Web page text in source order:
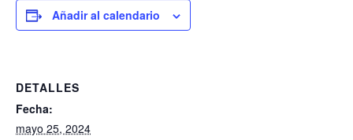
Añadir al calendario
DETALLES
Fecha:
mayo 25, 2024